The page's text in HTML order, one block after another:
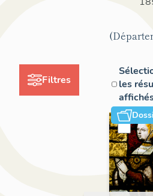
Filtres
les